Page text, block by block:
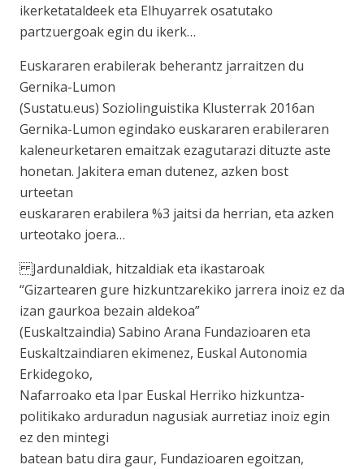
ikerketataldeek eta Elhuyarrek osatutako
partzuergoak egin du ikerk…
Euskararen erabilerak beherantz jarraitzen du
Gernika-Lumon
(Sustatu.eus) Soziolinguistika Klusterrak 2016an
Gernika-Lumon egindako euskararen erabileraren
kaleneurketaren emaitzak ezagutarazi dituzte aste
honetan. Jakitera eman dutenez, azken bost
urteetan
euskararen erabilera %3 jaitsi da herrian, eta azken
urteotako joera…
Jardunaldiak, hitzaldiak eta ikastaroak
“Gizartearen gure hizkuntzarekiko jarrera inoiz ez da
izan gaurkoa bezain aldekoa”
(Euskaltzaindia) Sabino Arana Fundazioaren eta
Euskaltzaindiaren ekimenez, Euskal Autonomia
Erkidegoko,
Nafarroako eta Ipar Euskal Herriko hizkuntza-
politikako arduradun nagusiak aurretiaz inoiz egin
ez den mintegi
batean batu dira gaur, Fundazioaren egoitzan,